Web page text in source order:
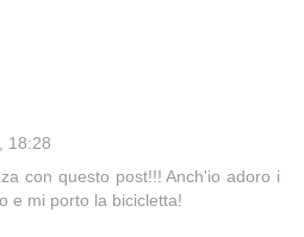
18:28
con questo post!!! Anch'io adoro i
e mi porto la bicicletta!